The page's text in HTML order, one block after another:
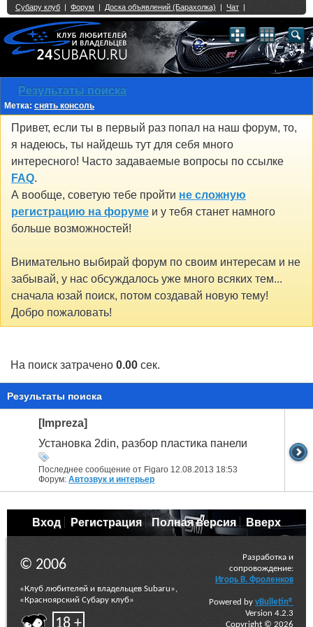
Результаты поиска
Метка: снять консоль
Привет, если ты в первый раз попал на наш форум, то,
я надеюсь, ты найдешь тут для себя много
интересного! Часто задаваемые вопросы по ссылке
FAQ.
А вообще, советую тебе пройти не сложную
регистрацию на форуме и у тебя станет намного
больше возможностей!
Внимательно выбирай форум по своим интересам и не
забывай, у нас обсуждалось уже много всяких тем...
сначала юзай поиск, потом создавай новую тему!
Добро пожаловать!
На поиск затрачено 0.00 сек.
Результаты поиска
[Impreza]
Установка 2din, разбор пластика панели
Последнее сообщение от Figaro 12.08.2013 18:53
Форум: Автозвук и интерьер
Вход Регистрация Полная версия Вверх
© 2006
«Клуб любителей и владельцев Subaru»,
«Красноярский Субару клуб»
Разработка и
сопровождение:
Игорь В. Фроленков
Powered by vBulletin®
Version 4.2.3
Copyright © 2026
Single Sign On provided byvBSSO
2 3 4 5 6 7 8 9 10 11 12 13 14 15 16 17 18 21 22 23 24 25 26
27 28 29 30 31 32 33 34 35 36 37 38 39 40 41 42 43